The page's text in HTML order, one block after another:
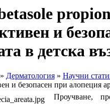
и
в детска
Дерматология» Научни
и безопасен при алопеция
Проучване,